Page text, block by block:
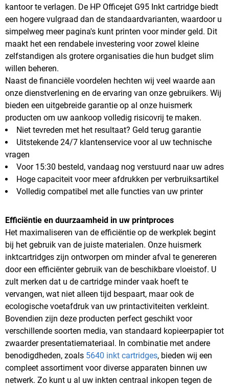
kantoor te verlagen. De HP Officejet G95 Inkt cartridge biedt
een hogere vulgraad dan de standaardvarianten, waardoor u
simpelweg meer pagina's kunt printen voor minder geld. Dit
maakt het een rendabele investering voor zowel kleine
zelfstandigen als grotere organisaties die hun budget slim
willen beheren.
Naast de financiële voordelen hechten wij veel waarde aan
onze dienstverlening en de ervaring van onze gebruikers. Wij
bieden een uitgebreide garantie op al onze huismerk
producten om uw aankoop volledig risicovrij te maken.
Niet tevreden met het resultaat? Geld terug garantie
Uitstekende 24/7 klantenservice voor al uw technische
vragen
Voor 15:30 besteld, vandaag nog verstuurd naar uw adres
Hoge capaciteit voor meer afdrukken per verbruiksartikel
Volledig compatibel met alle functies van uw printer
Efficiëntie en duurzaamheid in uw printproces
Het maximaliseren van de efficiëntie op de werkplek begint
bij het gebruik van de juiste materialen. Onze huismerk
inktcartridges zijn ontworpen om minder afval te genereren
door een efficiënter gebruik van de beschikbare vloeistof. U
zult merken dat u de cartridge minder vaak hoeft te
vervangen, wat niet alleen tijd bespaart, maar ook de
ecologische voetafdruk van uw printactiviteiten verkleint.
Bovendien zijn deze producten perfect geschikt voor
verschillende soorten media, van standaard kopieerpapier tot
zwaarder presentatiemateriaal. In combinatie met andere
benodigdheden, zoals 5640 inkt cartridges, bieden wij een
compleet assortiment voor diverse apparaten binnen uw
netwerk. Zo kunt u al uw inkten centraal inkopen tegen de